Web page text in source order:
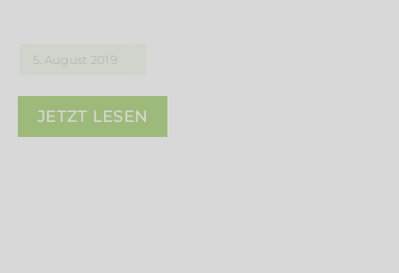
FLAIR HOTEL WERDEN
FIRMENPARTNER
5. August 2019
JETZT LESEN